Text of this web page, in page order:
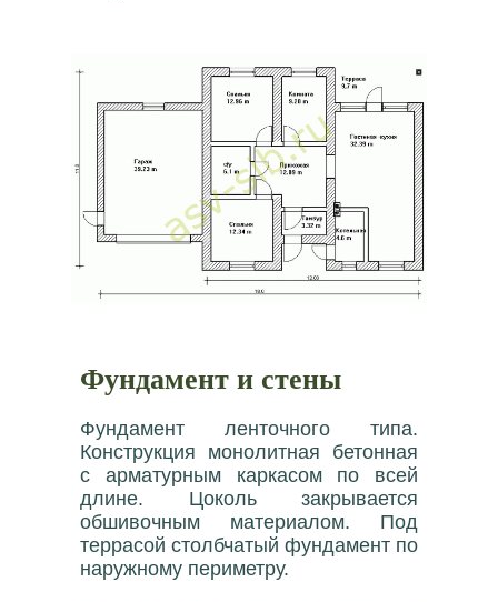
Фундамент и стены
Фундамент ленточного типа.
Конструкция монолитная бетонная
с арматурным каркасом по всей
длине. Цоколь закрывается
обшивочным материалом. Под
террасой столбчатый фундамент по
наружному периметру.